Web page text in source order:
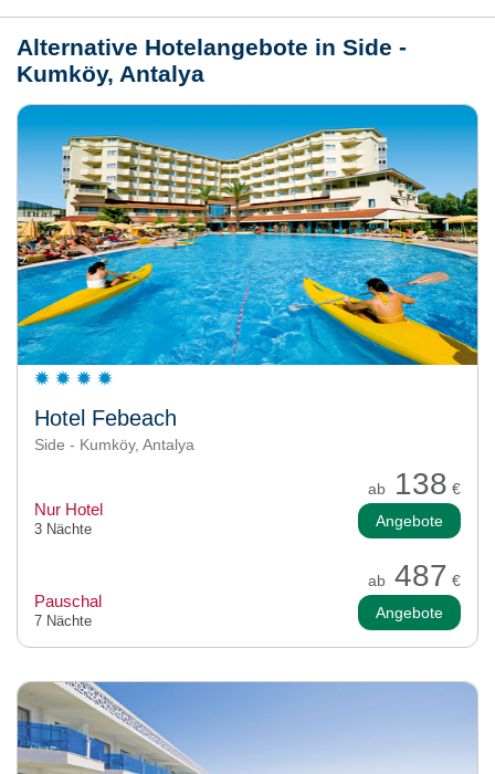
Alternative Hotelangebote in Side -
Kumköy, Antalya
Hotel Febeach
Side - Kumköy, Antalya
ab 138 €
Nur Hotel
3 Nächte Angebote
ab 487 €
Pauschal
7 Nächte Angebote